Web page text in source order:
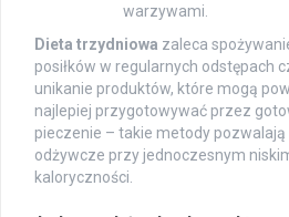
warzywami.
Dieta trzydniowa zaleca
posiłków w regularnych odstępach
unikanie produktów, które mogą
najlepiej przygotowywać przez
pieczenie – takie metody
odżywcze przy jednoczesnym
kaloryczności.